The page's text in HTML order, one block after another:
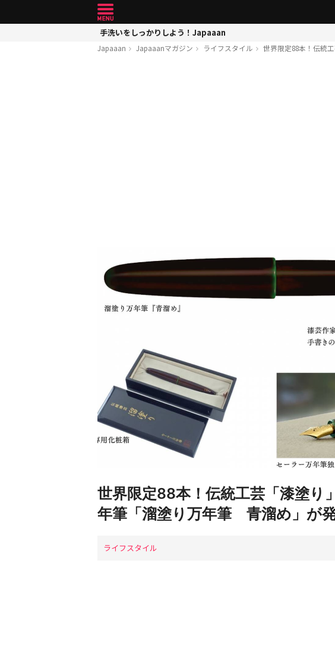
手洗いをしっかりしよう！Japaaan
Japaaan Japaaanマガジン ライフスタイル 世界限定88本！伝統
世界限定88本！伝統工芸「漆塗り
年筆「溜塗り万年筆 青溜め」が
ライフスタイル